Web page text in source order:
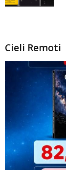
Cieli Remoti